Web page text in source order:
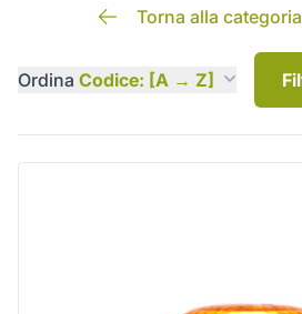
Torna alla
Ordina Codice: [A → Z]